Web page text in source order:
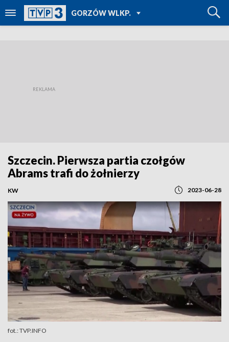
GORZÓW WLKP.
TVP REGIONY
Szczecin. Pierwsza partia czołgów
Abrams trafi do żołnierzy
KW 2023-06-28
fot.: TVP.INFO